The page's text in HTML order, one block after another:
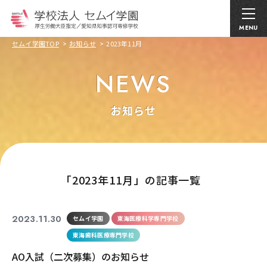
MENU
セムイ学園TOP お知らせ 2023年11月
NEWS
お知らせ
｢2023年11月」の記事一覧
2023.11.30 セムイ学園
東海医療科学専門学校
東海歯科医療専門学校
AO入試（二次募集）のお知らせ